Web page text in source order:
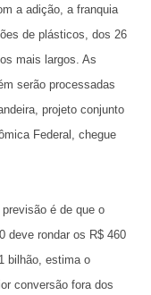
a adição, a franquia
de plásticos, dos 26
mais largos. As
serão processadas
projeto conjunto
Federal, chegue
é de que o
deve rondar os R$ 460
bilhão, estima o
conversão fora dos